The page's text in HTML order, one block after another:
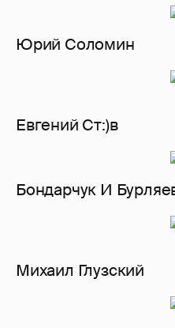
Юрий Соломин
Евгений Ст:)в
Бондарчук И
Михаил Глузский